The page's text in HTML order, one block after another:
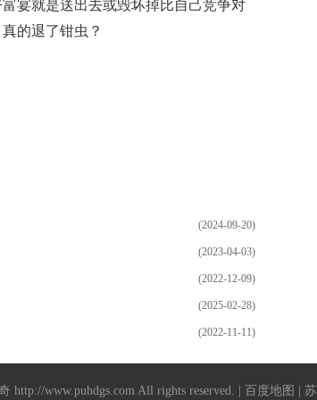
宴就是送出去或毁坏掉比自己竞争对
的退了钳虫？
(2024-09-20)
(2023-04-03)
(2022-12-09)
(2025-02-28)
(2022-11-11)
http://www.puhdgs.comAll rights reserved. | 百度地图 |